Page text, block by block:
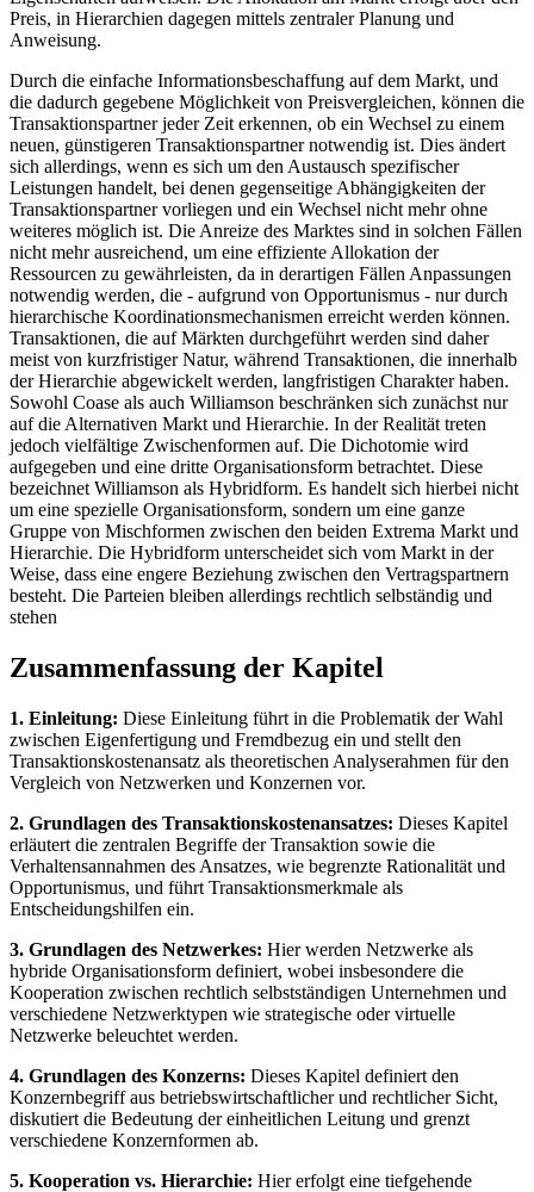
Preis, in Hierarchien dagegen mittels zentraler Planung und
Anweisung.
Durch die einfache Informationsbeschaffung auf dem Markt, und
die dadurch gegebene Möglichkeit von Preisvergleichen, können die
Transaktionspartner jeder Zeit erkennen, ob ein Wechsel zu einem
neuen, günstigeren Transaktionspartner notwendig ist. Dies ändert
sich allerdings, wenn es sich um den Austausch spezifischer
Leistungen handelt, bei denen gegenseitige Abhängigkeiten der
Transaktionspartner vorliegen und ein Wechsel nicht mehr ohne
weiteres möglich ist. Die Anreize des Marktes sind in solchen Fällen
nicht mehr ausreichend, um eine effiziente Allokation der
Ressourcen zu gewährleisten, da in derartigen Fällen Anpassungen
notwendig werden, die - aufgrund von Opportunismus - nur durch
hierarchische Koordinationsmechanismen erreicht werden können.
Transaktionen, die auf Märkten durchgeführt werden sind daher
meist von kurzfristiger Natur, während Transaktionen, die innerhalb
der Hierarchie abgewickelt werden, langfristigen Charakter haben.
Sowohl Coase als auch Williamson beschränken sich zunächst nur
auf die Alternativen Markt und Hierarchie. In der Realität treten
jedoch vielfältige Zwischenformen auf. Die Dichotomie wird
aufgegeben und eine dritte Organisationsform betrachtet. Diese
bezeichnet Williamson als Hybridform. Es handelt sich hierbei nicht
um eine spezielle Organisationsform, sondern um eine ganze
Gruppe von Mischformen zwischen den beiden Extrema Markt und
Hierarchie. Die Hybridform unterscheidet sich vom Markt in der
Weise, dass eine engere Beziehung zwischen den Vertragspartnern
besteht. Die Parteien bleiben allerdings rechtlich selbständig und
stehen
Zusammenfassung der Kapitel
1. Einleitung: Diese Einleitung führt in die Problematik der Wahl
zwischen Eigenfertigung und Fremdbezug ein und stellt den
Transaktionskostenansatz als theoretischen Analyserahmen für den
Vergleich von Netzwerken und Konzernen vor.
2. Grundlagen des Transaktionskostenansatzes: Dieses Kapitel
erläutert die zentralen Begriffe der Transaktion sowie die
Verhaltensannahmen des Ansatzes, wie begrenzte Rationalität und
Opportunismus, und führt Transaktionsmerkmale als
Entscheidungshilfen ein.
3. Grundlagen des Netzwerkes: Hier werden Netzwerke als
hybride Organisationsform definiert, wobei insbesondere die
Kooperation zwischen rechtlich selbstständigen Unternehmen und
verschiedene Netzwerktypen wie strategische oder virtuelle
Netzwerke beleuchtet werden.
4. Grundlagen des Konzerns: Dieses Kapitel definiert den
Konzernbegriff aus betriebswirtschaftlicher und rechtlicher Sicht,
diskutiert die Bedeutung der einheitlichen Leitung und grenzt
verschiedene Konzernformen ab.
5. Kooperation vs. Hierarchie: Hier erfolgt eine tiefgehende